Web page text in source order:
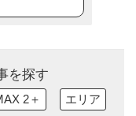
を探す
2＋ エリア